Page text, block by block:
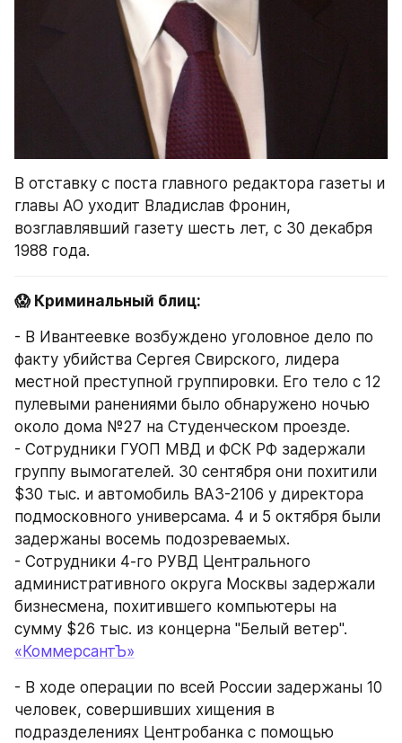
В отставку с поста главного редактора газеты и
главы АО уходит Владислав Фронин,
возглавлявший газету шесть лет, с 30 декабря
1988 года.
😱 Криминальный блиц:
- В Ивантеевке возбуждено уголовное дело по
факту убийства Сергея Свирского, лидера
местной преступной группировки. Его тело с 12
пулевыми ранениями было обнаружено ночью
около дома №27 на Студенческом проезде.
- Сотрудники ГУОП МВД и ФСК РФ задержали
группу вымогателей. 30 сентября они похитили
$30 тыс. и автомобиль ВАЗ-2106 у директора
подмосковного универсама. 4 и 5 октября были
задержаны восемь подозреваемых.
- Сотрудники 4-го РУВД Центрального
административного округа Москвы задержали
бизнесмена, похитившего компьютеры на
сумму $26 тыс. из концерна "Белый ветер".
«КоммерсантЪ»
- В ходе операции по всей России задержаны 10
человек, совершивших хищения в
подразделениях Центробанка с помощью